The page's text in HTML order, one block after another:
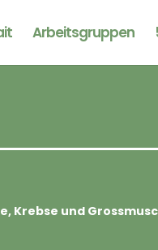
Arbeitsgruppen
Krebse und